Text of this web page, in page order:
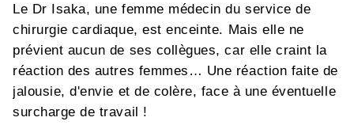
Le Dr Isaka, une femme médecin du service de
chirurgie cardiaque, est enceinte. Mais elle ne
prévient aucun de ses collègues, car elle craint la
réaction des autres femmes… Une réaction faite de
jalousie, d'envie et de colère, face à une éventuelle
surcharge de travail !